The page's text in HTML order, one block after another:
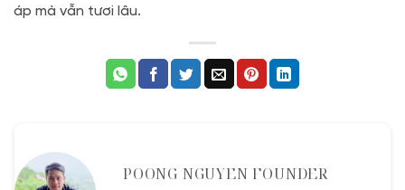
áp mà vẫn tươi lâu.
POONG NGUYEN FOUNDER